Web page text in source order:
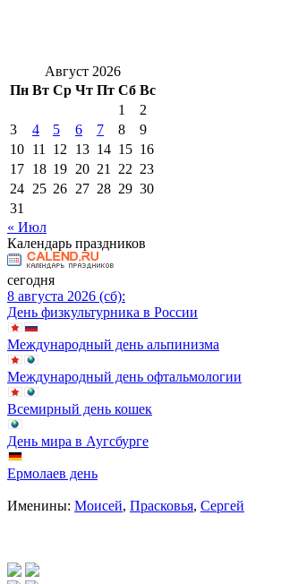
Август 2026
Пн Вт Ср Чт Пт Сб Вс
1
2
3
4 5 6 7 8
9
10 11 12 13 14 15 16
17 18 19 20 21 22 23
24 25 26 27 28 29 30
31
« Июл
Календарь праздников
сегодня
8 августа 2026 (сб):
День физкультурника в России
Международный день альпинизма
Международный день офтальмологии
Всемирный день кошек
День мира в Аугсбурге
Ермолаев день
Именины: Моисей, Прасковья, Сергей